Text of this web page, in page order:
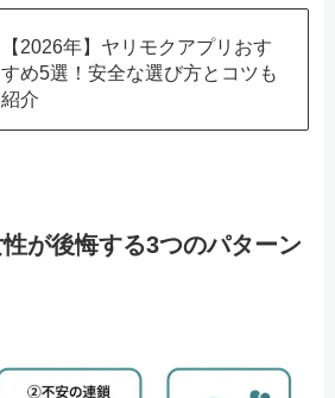
【2026年】ヤリモクアプリおす
すめ5選！安全な選び方とコツも
紹介
が後悔する3つのパターン